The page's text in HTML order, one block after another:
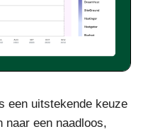
een uitstekende keuze
naar een naadloos,